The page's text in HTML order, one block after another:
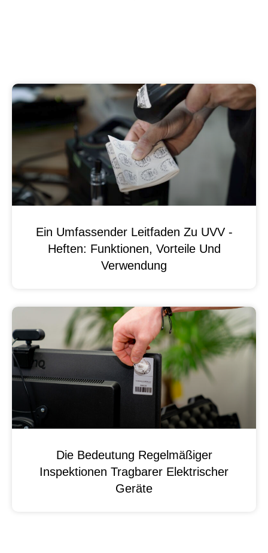
Ein Umfassender Leitfaden Zu UVV -
Heften: Funktionen, Vorteile Und
Verwendung
Die Bedeutung Regelmäßiger
Inspektionen Tragbarer Elektrischer
Geräte